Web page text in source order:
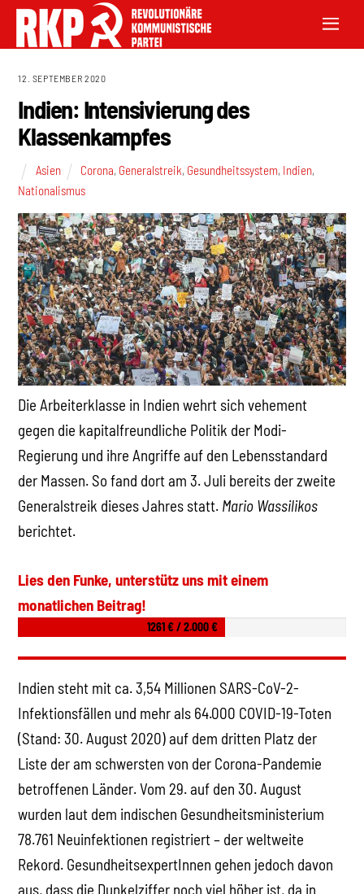
12. SEPTEMBER 2020
Indien: Intensivierung des
Klassenkampfes
Asien Corona, Generalstreik, Gesundheitssystem, Indien,
Nationalismus
Die Arbeiterklasse in Indien wehrt sich vehement
gegen die kapitalfreundliche Politik der Modi-
Regierung und ihre Angriffe auf den Lebensstandard
der Massen. So fand dort am 3. Juli bereits der zweite
Generalstreik dieses Jahres statt. Mario Wassilikos
berichtet.
Lies den Funke, unterstütz uns mit einem
monatlichen Beitrag!
1261 € / 2.000 €
Indien steht mit ca. 3,54 Millionen SARS-CoV-2-
Infektionsfällen und mehr als 64.000 COVID-19-Toten
(Stand: 30. August 2020) auf dem dritten Platz der
Liste der am schwersten von der Corona-Pandemie
betroffenen Länder. Vom 29. auf den 30. August
wurden laut dem indischen Gesundheitsministerium
78.761 Neuinfektionen registriert – der weltweite
Rekord. GesundheitsexpertInnen gehen jedoch davon
aus, dass die Dunkelziffer noch viel höher ist, da in